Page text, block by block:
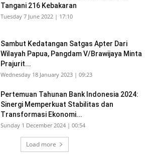
Tangani 216 Kebakaran
Tuesday 7 June 2022 | 17:10
Sambut Kedatangan Satgas Apter Dari
Wilayah Papua, Pangdam V/Brawijaya Minta
Prajurit...
Wednesday 18 January 2023 | 09:23
Pertemuan Tahunan Bank Indonesia 2024:
Sinergi Memperkuat Stabilitas dan
Transformasi Ekonomi...
Sunday 1 December 2024 | 00:54
Load more